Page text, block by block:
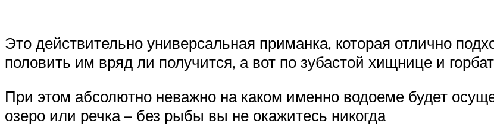
Это действительно универсальная приманка, которая отлично
половить им вряд ли получится, а вот по зубастой хищнице и
При этом абсолютно неважно на каком именно водоеме будет
озеро или речка – без рыбы вы не окажитесь никогда